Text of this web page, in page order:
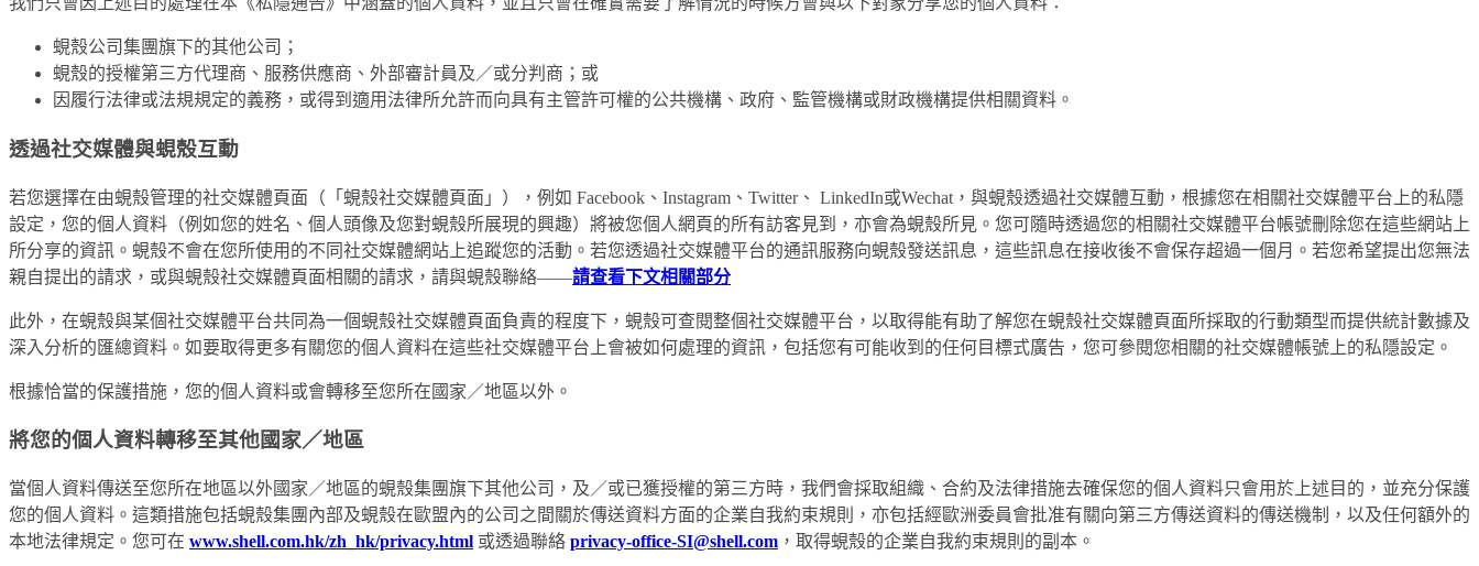
蜆殼公司集團旗下的其他公司；
蜆殼的授權第三方代理商、服務供應商、外部審計員及／或分判商；或
因履行法律或法規規定的義務，或得到適用法律所允許而向具有主管許可權的公共機構、政府、監管機構或財政機構提供相關資料。
透過社交媒體與蜆殼互動
若您選擇在由蜆殼管理的社交媒體頁面（「蜆殼社交媒體頁面」），例如 Facebook、Instagram、Twitter、 LinkedIn或Wechat，與蜆殼透過社交媒體互動，根據您在相關社交媒體平台上的私隱
設定，您的個人資料（例如您的姓名、個人頭像及您對蜆殼所展現的興趣）將被您個人網頁的所有訪客見到，亦會為蜆殼所見。您可隨時透過您的相關社交媒體平台帳號刪除您在這些網站上
所分享的資訊。蜆殼不會在您所使用的不同社交媒體網站上追蹤您的活動。若您透過社交媒體平台的通訊服務向蜆殼發送訊息，這些訊息在接收後不會保存超過一個月。若您希望提出您無法
親自提出的請求，或與蜆殼社交媒體頁面相關的請求，請與蜆殼聯絡——請查看下文相關部分
此外，在蜆殼與某個社交媒體平台共同為一個蜆殼社交媒體頁面負責的程度下，蜆殼可查閱整個社交媒體平台，以取得能有助了解您在蜆殼社交媒體頁面所採取的行動類型而提供統計數據及
深入分析的匯總資料。如要取得更多有關您的個人資料在這些社交媒體平台上會被如何處理的資訊，包括您有可能收到的任何目標式廣告，您可參閱您相關的社交媒體帳號上的私隱設定。
根據恰當的保護措施，您的個人資料或會轉移至您所在國家／地區以外。
將您的個人資料轉移至其他國家／地區
當個人資料傳送至您所在地區以外國家／地區的蜆殼集團旗下其他公司，及／或已獲授權的第三方時，我們會採取組織、合約及法律措施去確保您的個人資料只會用於上述目的，並充分保護
您的個人資料。這類措施包括蜆殼集團內部及蜆殼在歐盟內的公司之間關於傳送資料方面的企業自我約束規則，亦包括經歐洲委員會批准有關向第三方傳送資料的傳送機制，以及任何額外的
本地法律規定。您可在 www.shell.com.hk/zh_hk/privacy.html 或透過聯絡 privacy-office-SI@shell.com ，取得蜆殼的企業自我約束規則的副本。